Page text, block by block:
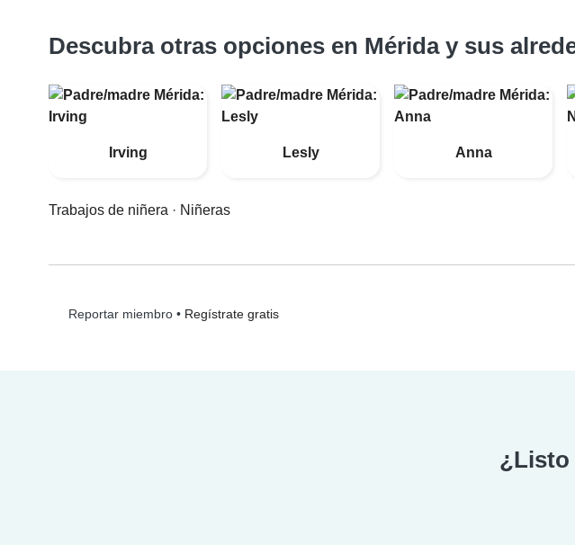
Descubra otras opciones en Mérida y sus
Irving Lesly Anna
Trabajos de niñera · Niñeras
Reportar miembro• Regístrate gratis
¿Listo